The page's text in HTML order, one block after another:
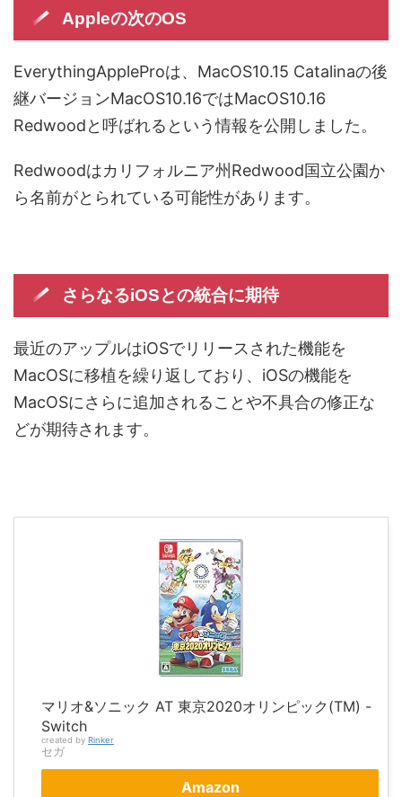
Appleの次のOS
EverythingAppleProは、MacOS10.15 Catalinaの後
継バージョンMacOS10.16ではMacOS10.16
Redwoodと呼ばれるという情報を公開しました。
Redwoodはカリフォルニア州Redwood国立公園か
ら名前がとられている可能性があります。
さらなるiOSとの統合に期待
最近のアップルはiOSでリリースされた機能を
MacOSに移植を繰り返しており、iOSの機能を
MacOSにさらに追加されることや不具合の修正な
どが期待されます。
マリオ&ソニック AT 東京2020オリンピック(TM) -
Switch
created by Rinker
セガ
Amazon